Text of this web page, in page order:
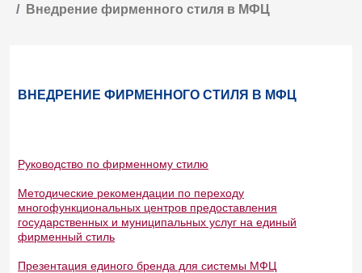
Внедрение фирменного стиля в МФЦ
ВНЕДРЕНИЕ ФИРМЕННОГО СТИЛЯ В МФЦ
Руководство по фирменному стилю
Методические рекомендации по переходу
многофункциональных центров предоставления
государственных и муниципальных услуг на единый
фирменный стиль
Презентация единого бренда для системы МФЦ